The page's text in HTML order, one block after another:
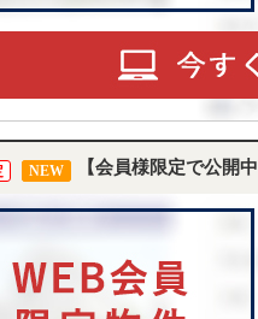
NEW 【会員様限定で公開